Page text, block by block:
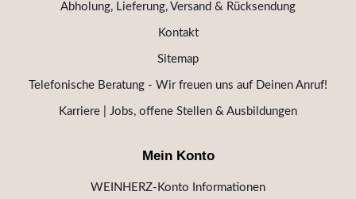
Abholung, Lieferung, Versand & Rücksendung
Kontakt
Sitemap
Telefonische Beratung - Wir freuen uns auf Deinen Anruf!
Karriere | Jobs, offene Stellen & Ausbildungen
Mein Konto
WEINHERZ-Konto Informationen